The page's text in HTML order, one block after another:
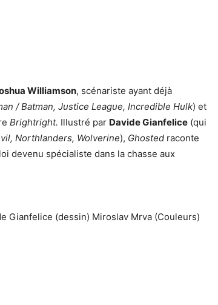
Williamson, scénariste ayant déjà
/ Batman, Justice League, Incredible Hulk) et
Brightright. Illustré par Davide Gianfelice (qui
Northlanders, Wolverine), Ghosted raconte
devenu spécialiste dans la chasse aux
Gianfelice (dessin) Miroslav Mrva (Couleurs)